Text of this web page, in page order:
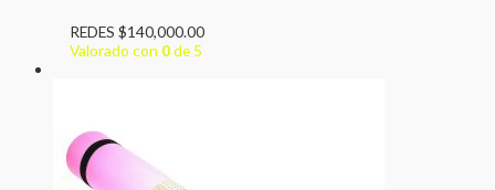
REDES $140,000.00
Valorado con 0de 5